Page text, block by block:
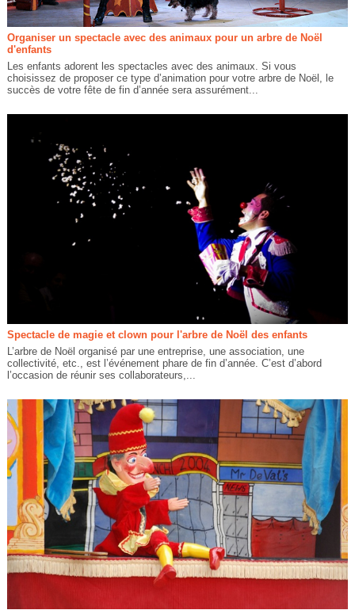
Organiser un spectacle avec des animaux pour un arbre de Noël
d'enfants
Les enfants adorent les spectacles avec des animaux. Si vous
choisissez de proposer ce type d’animation pour votre arbre de Noël, le
succès de votre fête de fin d’année sera assurément...
Spectacle de magie et clown pour l'arbre de Noël des enfants
L’arbre de Noël organisé par une entreprise, une association, une
collectivité, etc., est l’événement phare de fin d’année. C’est d’abord
l’occasion de réunir ses collaborateurs,...